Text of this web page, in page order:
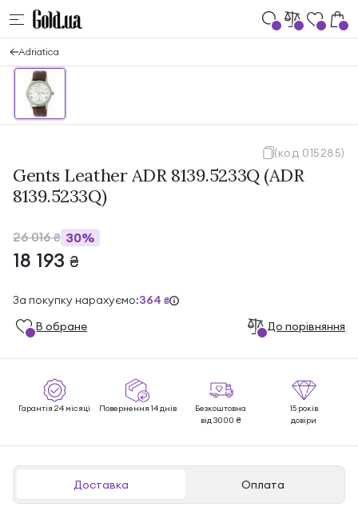
Adriatica
(код 015285)
Gents Leather ADR 8139.5233Q (ADR
8139.5233Q)
26 016₴ 30%
18 193 ₴
За покупку нарахуємо:364 ₴
В обране До порівняння
Гарантія 24 місяці Повернення 14 днів
Безкоштовна
від 3000 ₴
15 років
довіри
Доставка Оплата